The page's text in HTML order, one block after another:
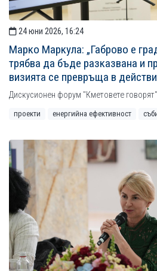
24 юни 2026, 16:24
Марко Маркула: „Габрово е
трябва да бъде разказвана и
визията се превръща в
Дискусионен форум "Кметовете говорят"
проекти енергийна ефективност